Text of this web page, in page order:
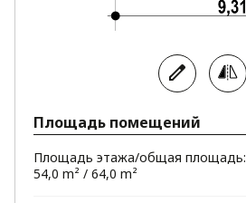
Площадь помещений
Площадь этажа/общая площадь:
54,0 m² / 64,0 m²